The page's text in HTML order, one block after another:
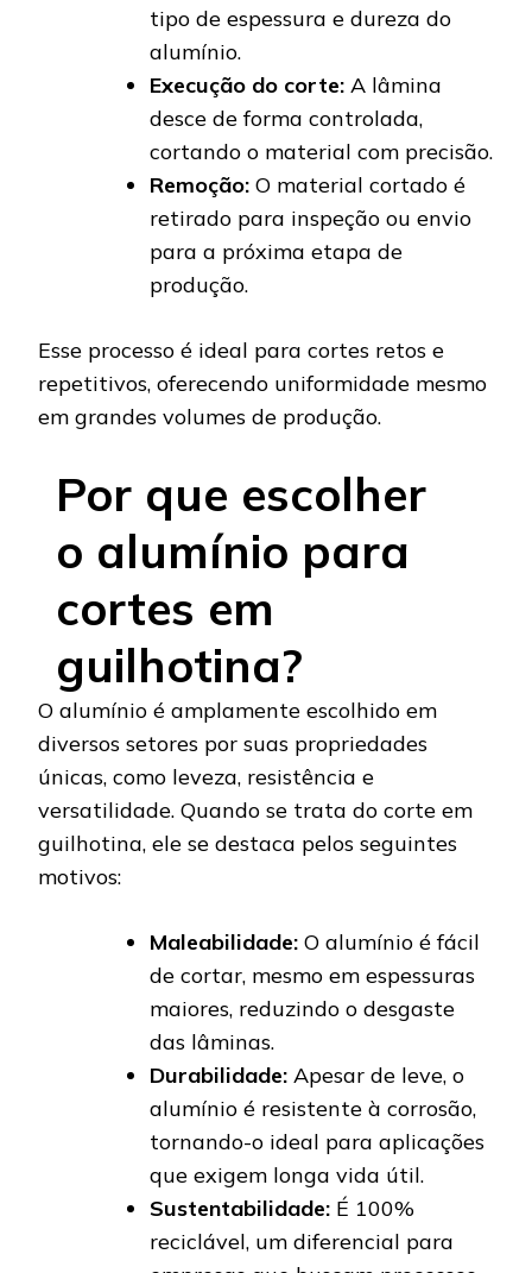
tipo de espessura e dureza do
alumínio.
Execução do corte: A lâmina
desce de forma controlada,
cortando o material com precisão.
Remoção: O material cortado é
retirado para inspeção ou envio
para a próxima etapa de
produção.
Esse processo é ideal para cortes retos e
repetitivos, oferecendo uniformidade mesmo
em grandes volumes de produção.
Por que escolher
o alumínio para
cortes em
guilhotina?
O alumínio é amplamente escolhido em
diversos setores por suas propriedades
únicas, como leveza, resistência e
versatilidade. Quando se trata do corte em
guilhotina, ele se destaca pelos seguintes
motivos:
Maleabilidade: O alumínio é fácil
de cortar, mesmo em espessuras
maiores, reduzindo o desgaste
das lâminas.
Durabilidade: Apesar de leve, o
alumínio é resistente à corrosão,
tornando-o ideal para aplicações
que exigem longa vida útil.
Sustentabilidade: É 100%
reciclável, um diferencial para